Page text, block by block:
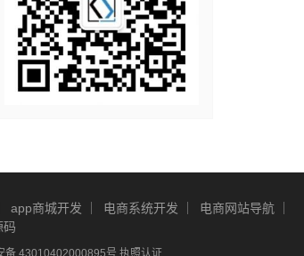
app商城开发 电商系统开发
电商网站导航
码
备 43010402000895号 执照认证